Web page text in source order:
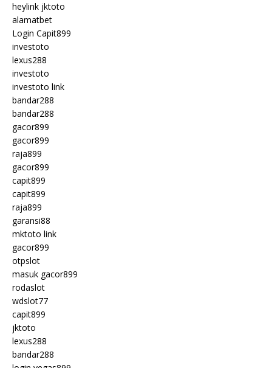
heylink jktoto
alamatbet
Login Capit899
investoto
lexus288
investoto
investoto link
bandar288
bandar288
gacor899
gacor899
raja899
gacor899
capit899
capit899
raja899
garansi88
mktoto link
gacor899
otpslot
masuk gacor899
rodaslot
wdslot77
capit899
jktoto
lexus288
bandar288